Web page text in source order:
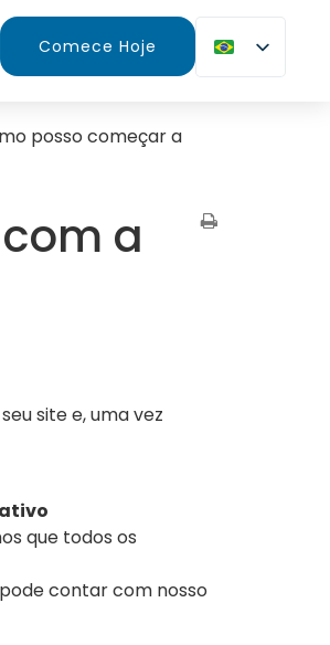
Comece Hoje
posso começar a
a
site e, uma vez
que todos os
contar com nosso